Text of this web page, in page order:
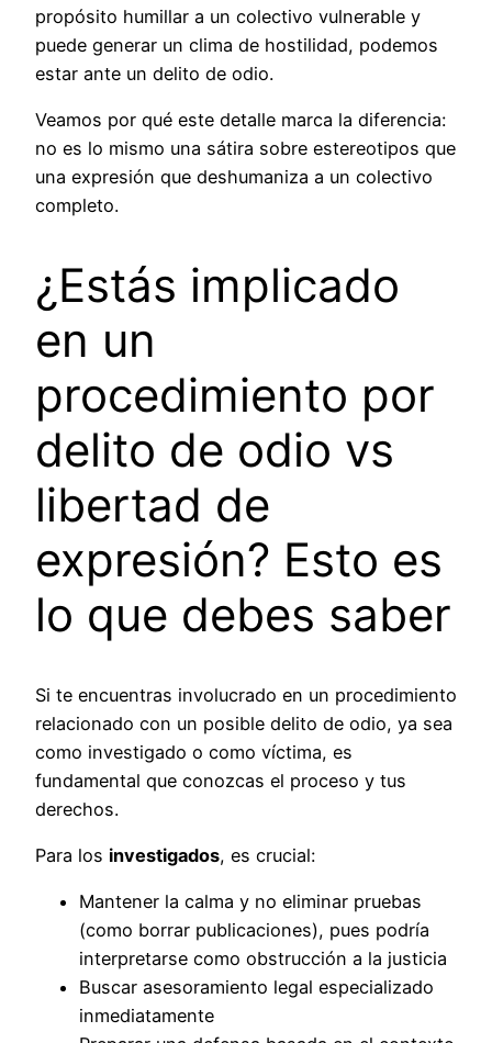
propósito humillar a un colectivo vulnerable y
puede generar un clima de hostilidad, podemos
estar ante un delito de odio.
Veamos por qué este detalle marca la diferencia:
no es lo mismo una sátira sobre estereotipos que
una expresión que deshumaniza a un colectivo
completo.
¿Estás implicado
en un
procedimiento por
delito de odio vs
libertad de
expresión? Esto es
lo que debes saber
Si te encuentras involucrado en un procedimiento
relacionado con un posible delito de odio, ya sea
como investigado o como víctima, es
fundamental que conozcas el proceso y tus
derechos.
Para los investigados, es crucial:
Mantener la calma y no eliminar pruebas
(como borrar publicaciones), pues podría
interpretarse como obstrucción a la justicia
Buscar asesoramiento legal especializado
inmediatamente